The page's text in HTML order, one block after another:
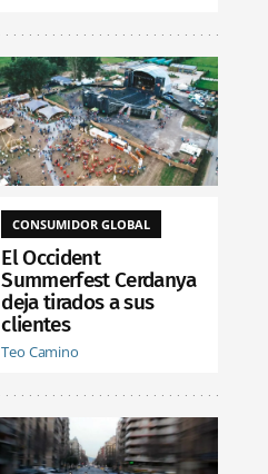
CONSUMIDOR GLOBAL
El Occident
Summerfest Cerdanya
deja tirados a sus
clientes
Teo Camino